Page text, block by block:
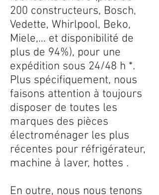
200 constructeurs, Bosch,
Vedette, Whirlpool, Beko,
Miele,... et disponibilité de
plus de 94%), pour une
expédition sous 24/48 h *.
Plus spécifiquement, nous
faisons attention à toujours
disposer de toutes les
marques des pièces
électroménager les plus
récentes pour réfrigérateur,
machine à laver, hottes .
En outre, nous nous tenons